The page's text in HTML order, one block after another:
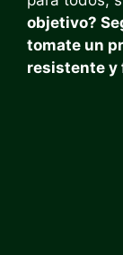
objetivo?
tomate un
resistente y